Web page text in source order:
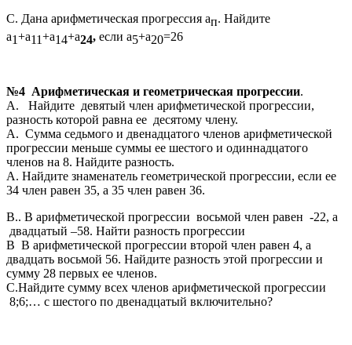
С. Дана арифметическая прогрессия ап. Найдите
а1+а11+а14+а24, если а5+а20=26
№4 Арифметическая и геометрическая прогрессии.
А. Найдите девятый член арифметической прогрессии,
разность которой равна ее десятому члену.
А. Сумма седьмого и двенадцатого членов арифметической
прогрессии меньше суммы ее шестого и одиннадцатого
членов на 8. Найдите разность.
А. Найдите знаменатель геометрической прогрессии, если ее
34 член равен 35, а 35 член равен 36.
В.. В арифметической прогрессии восьмой член равен -22, а
двадцатый –58. Найти разность прогрессии
В В арифметической прогрессии второй член равен 4, а
двадцать восьмой 56. Найдите разность этой прогрессии и
сумму 28 первых ее членов.
С.Найдите сумму всех членов арифметической прогрессии
8;6;… с шестого по двенадцатый включительно?